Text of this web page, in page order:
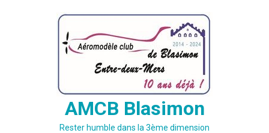
AMCB Blasimon
Rester humble dans la 3ème dimension